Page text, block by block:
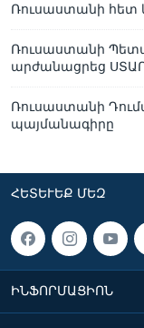
Ռուսաստանի հետ
Ռուսաստանի
արժանացրեց
Ռուսաստանի
պայմանագիրը
ՀԵՏԵՒԵՔ ՄԵԶ
ԻՆՖՈՐՄԱՑԻՈՆ